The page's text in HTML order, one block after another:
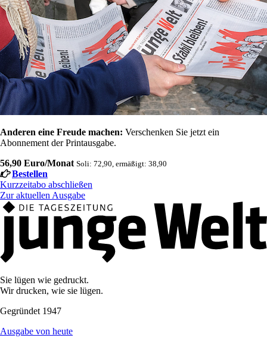
Anderen eine Freude machen: Verschenken Sie jetzt ein
Abonnement der Printausgabe.
56,90 Euro/Monat Soli: 72,90, ermäßigt: 38,90
Bestellen
Kurzzeitabo abschließen
Zur aktuellen Ausgabe
Sie lügen wie gedruckt.
Wir drucken, wie sie lügen.
Gegründet 1947
Ausgabe von heute